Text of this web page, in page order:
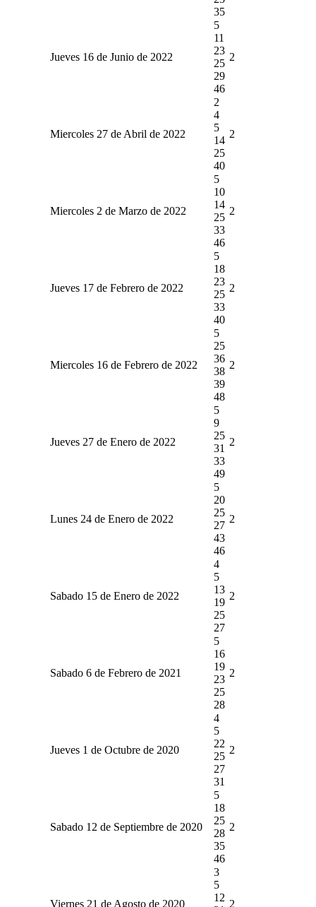
35
Jueves 16 de Junio de 2022
5
11
23
25
29
46
2
Miercoles 27 de Abril de 2022
2
4
5
14
25
40
2
Miercoles 2 de Marzo de 2022
5
10
14
25
33
46
2
Jueves 17 de Febrero de 2022
5
18
23
25
33
40
2
Miercoles 16 de Febrero de 2022
5
25
36
38
39
48
2
Jueves 27 de Enero de 2022
5
9
25
31
33
49
2
Lunes 24 de Enero de 2022
5
20
25
27
43
46
2
Sabado 15 de Enero de 2022
4
5
13
19
25
27
2
Sabado 6 de Febrero de 2021
5
16
19
23
25
28
2
Jueves 1 de Octubre de 2020
4
5
22
25
27
31
2
Sabado 12 de Septiembre de 2020
5
18
25
28
35
46
2
Viernes 21 de Agosto de 2020
3
5
12
2